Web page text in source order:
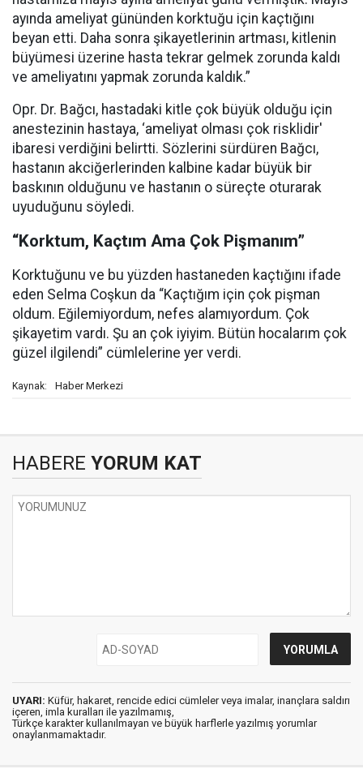
ayında ameliyat gününden korktuğu için kaçtığını
beyan etti. Daha sonra şikayetlerinin artması, kitlenin
büyümesi üzerine hasta tekrar gelmek zorunda kaldı
ve ameliyatını yapmak zorunda kaldık.”
Opr. Dr. Bağcı, hastadaki kitle çok büyük olduğu için
anestezinin hastaya, ‘ameliyat olması çok risklidir'
ibaresi verdiğini belirtti. Sözlerini sürdüren Bağcı,
hastanın akciğerlerinden kalbine kadar büyük bir
baskının olduğunu ve hastanın o süreçte oturarak
uyuduğunu söyledi.
“Korktum, Kaçtım Ama Çok Pişmanım”
Korktuğunu ve bu yüzden hastaneden kaçtığını ifade
eden Selma Coşkun da “Kaçtığım için çok pişman
oldum. Eğilemiyordum, nefes alamıyordum. Çok
şikayetim vardı. Şu an çok iyiyim. Bütün hocalarım çok
güzel ilgilendi” cümlelerine yer verdi.
Kaynak: Haber Merkezi
HABERE YORUM KAT
UYARI: Küfür, hakaret, rencide edici cümleler veya imalar, inançlara saldırı
içeren, imla kuralları ile yazılmamış,
Türkçe karakter kullanılmayan ve büyük harflerle yazılmış yorumlar
onaylanmamaktadır.